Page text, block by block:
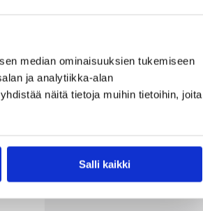
median ominaisuuksien tukemiseen
ja analytiikka-alan
näitä tietoja muihin tietoihin, joita
Salli kaikki